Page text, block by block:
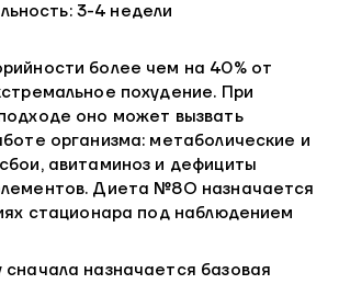
3-4 недели
более чем на 40% от
похудение. При
оно может вызвать
организма: метаболические и
авитаминоз и дефициты
Диета №8О назначается
стационара под наблюдением
назначается базовая